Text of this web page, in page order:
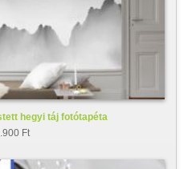
hegyi táj fotótapéta
Ft